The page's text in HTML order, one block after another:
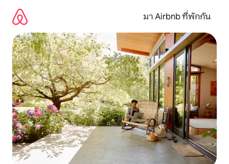
เนื้อหา
มา Airbnb ที่พักกัน